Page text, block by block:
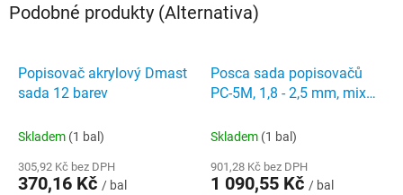
Podobné produkty (Alternativa)
Popisovač akrylový Dmast
sada 12 barev
Skladem (1 bal)
305,92 Kč bez DPH
370,16 Kč / bal
Posca sada popisovačů
PC-5M, 1,8 - 2,5 mm, mix
Skladem (1 bal)
901,28 Kč bez DPH
1 090,55 Kč / bal